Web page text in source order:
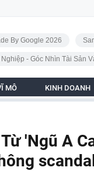
By Google 2026
Nghiệp - Góc Nhìn Tài Sản
MÔ KINH DOANH
'Ngũ A